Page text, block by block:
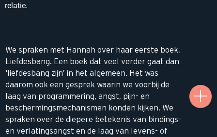
relatie.
We spraken met Hannah over haar eerste boek,
Liefdesbang. Een boek dat veel verder gaat dan
‘liefdesbang zijn’ in het algemeen. Het was
daarom ook een gesprek waarin we voorbij de
laag van programmering, angst, pijn- en
beschermingsmechanismen konden kijken. We
spraken over de diepere betekenis van bindings-
en verlatingsangst en de laag van levens- of